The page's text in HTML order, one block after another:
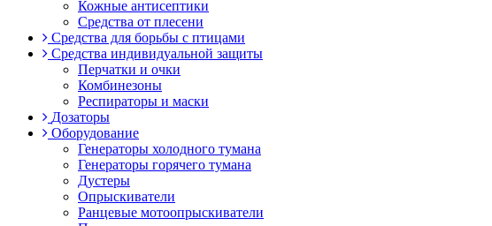
Кожные антисептики
Средства от плесени
Средства для борьбы с птицами
Средства индивидуальной защиты
Перчатки и очки
Комбинезоны
Респираторы и маски
Дозаторы
Оборудование
Генераторы холодного тумана
Генераторы горячего тумана
Дустеры
Опрыскиватели
Ранцевые мотоопрыскиватели